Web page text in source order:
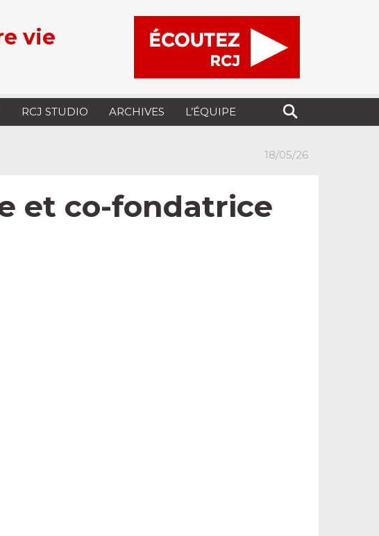
vie
RCJ STUDIO ARCHIVES L’ÉQUIPE
18/05/26
et co-fondatrice